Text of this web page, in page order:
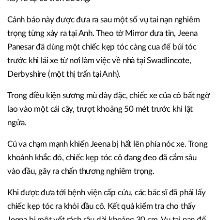
Cảnh báo này được đưa ra sau một số vụ tai nạn nghiêm
trọng từng xảy ra tại Anh. Theo tờ Mirror đưa tin, Jeena
Panesar đã dùng một chiếc kẹp tóc càng cua để búi tóc
trước khi lái xe từ nơi làm việc về nhà tại Swadlincote,
Derbyshire (một thị trấn tại Anh).
Trong điều kiện sương mù dày đặc, chiếc xe của cô bất ngờ
lao vào một cái cây, trượt khoảng 50 mét trước khi lật
ngửa.
Cú va chạm mạnh khiến Jeena bị hất lên phía nóc xe. Trong
khoảnh khắc đó, chiếc kẹp tóc cô đang đeo đã cắm sâu
vào đầu, gây ra chấn thương nghiêm trọng.
Khi được đưa tới bệnh viện cấp cứu, các bác sĩ đã phải lấy
chiếc kẹp tóc ra khỏi đầu cô. Kết quả kiểm tra cho thấy